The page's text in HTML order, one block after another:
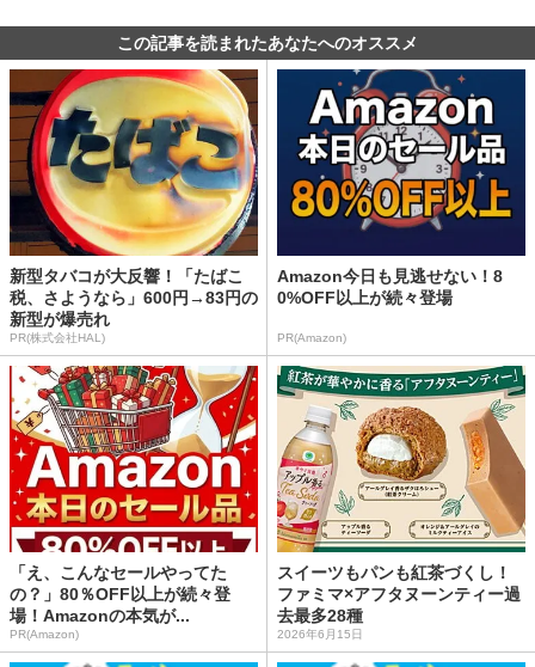
この記事を読まれたあなたへのオススメ
新型タバコが大反響！「たばこ
税、さようなら」600円→83円の
新型が爆売れ
PR(株式会社HAL)
Amazon今日も見逃せない！8
0%OFF以上が続々登場
PR(Amazon)
「え、こんなセールやってた
の？」80％OFF以上が続々登
場！Amazonの本気が...
PR(Amazon)
スイーツもパンも紅茶づくし！
ファミマ×アフタヌーンティー過
去最多28種
2026年6月15日